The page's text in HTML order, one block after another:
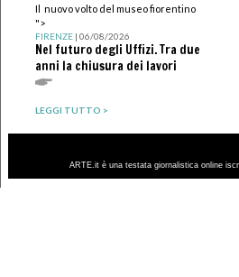
Il nuovo volto del museo fiorentino
">
FIRENZE| 06/08/2026
Nel futuro degli Uffizi. Tra due
anni la chiusura dei lavori
LEGGI TUTTO >
ARTE.it è una testata giornalistica online